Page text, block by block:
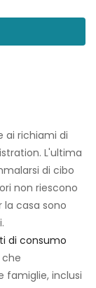
ai richiami di
L'ultima
di cibo
non riescono
casa sono
di consumo
famiglie, inclusi